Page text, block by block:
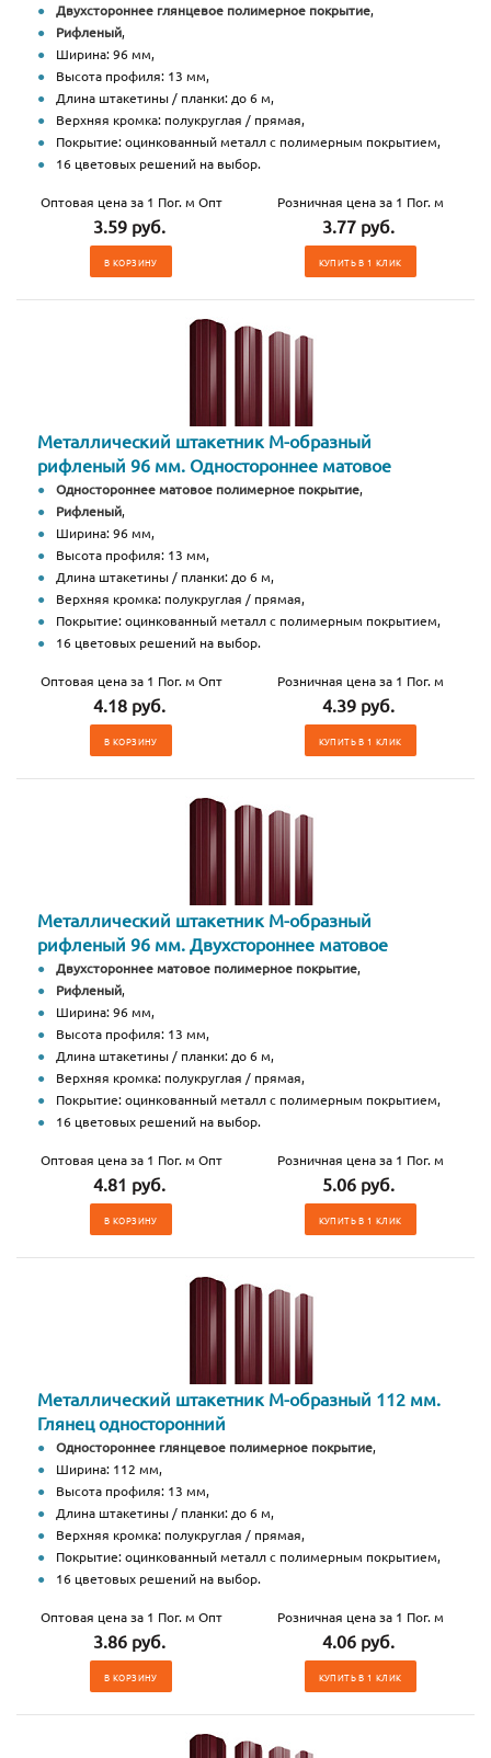
Двухстороннее глянцевое полимерное покрытие,
Рифленый,
Ширина: 96 мм,
Высота профиля: 13 мм,
Длина штакетины / планки: до 6 м,
Верхняя кромка: полукруглая / прямая,
Покрытие: оцинкованный металл с полимерным покрытием,
16 цветовых решений на выбор.
Оптовая цена за 1 Пог. м Опт
3.59 руб.
В КОРЗИНУ
Розничная цена за 1 Пог. м
3.77 руб.
КУПИТЬ В 1 КЛИК
Металлический штакетник М-образный
рифленый 96 мм. Одностороннее матовое
Одностороннее матовое полимерное покрытие,
Рифленый,
Ширина: 96 мм,
Высота профиля: 13 мм,
Длина штакетины / планки: до 6 м,
Верхняя кромка: полукруглая / прямая,
Покрытие: оцинкованный металл с полимерным покрытием,
16 цветовых решений на выбор.
Оптовая цена за 1 Пог. м Опт
4.18 руб.
В КОРЗИНУ
Розничная цена за 1 Пог. м
4.39 руб.
КУПИТЬ В 1 КЛИК
Металлический штакетник М-образный
рифленый 96 мм. Двухстороннее матовое
Двухстороннее матовое полимерное покрытие,
Рифленый,
Ширина: 96 мм,
Высота профиля: 13 мм,
Длина штакетины / планки: до 6 м,
Верхняя кромка: полукруглая / прямая,
Покрытие: оцинкованный металл с полимерным покрытием,
16 цветовых решений на выбор.
Оптовая цена за 1 Пог. м Опт
4.81 руб.
В КОРЗИНУ
Розничная цена за 1 Пог. м
5.06 руб.
КУПИТЬ В 1 КЛИК
Металлический штакетник М-образный 112 мм.
Глянец односторонний
Одностороннее глянцевое полимерное покрытие,
Ширина: 112 мм,
Высота профиля: 13 мм,
Длина штакетины / планки: до 6 м,
Верхняя кромка: полукруглая / прямая,
Покрытие: оцинкованный металл с полимерным покрытием,
16 цветовых решений на выбор.
Оптовая цена за 1 Пог. м Опт
3.86 руб.
В КОРЗИНУ
Розничная цена за 1 Пог. м
4.06 руб.
КУПИТЬ В 1 КЛИК